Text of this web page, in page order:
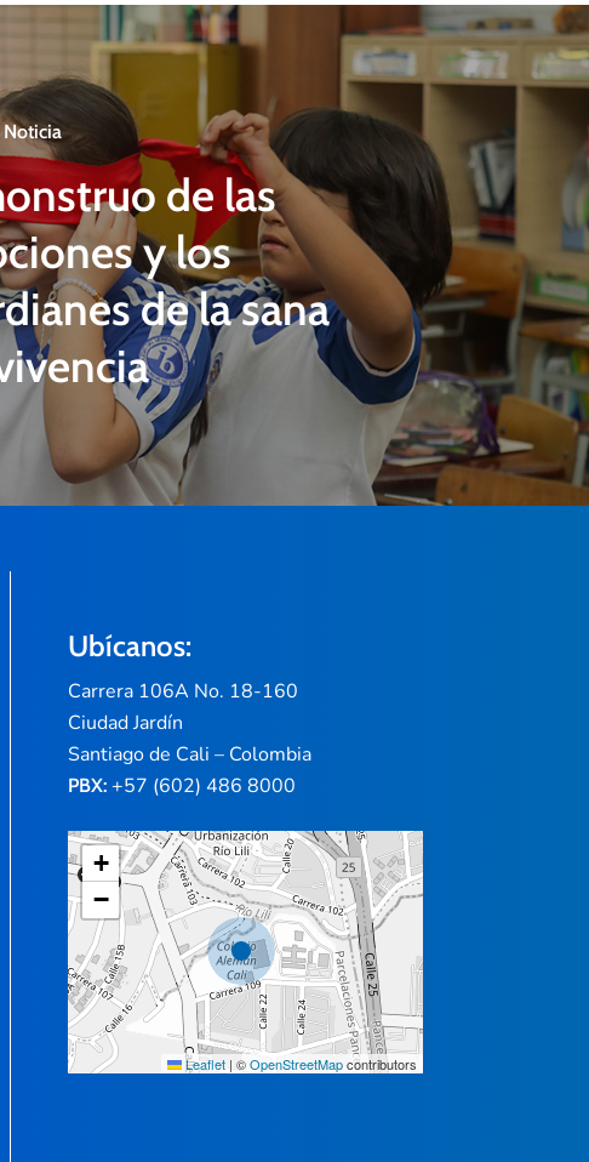
Noticia
de las
y los
de la sana
Ubícanos:
Carrera 106A No. 18-160
Ciudad Jardín
Santiago de Cali – Colombia
PBX:+57 (602) 486 8000
+
−
Leaflet | ©OpenStreetMapcontributors